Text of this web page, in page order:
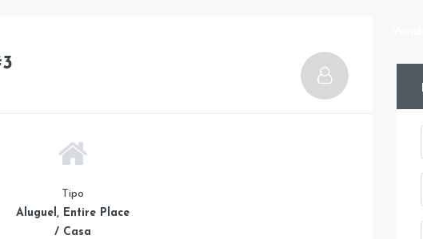
Tipo
Aluguel, Entire Place
/ Casa